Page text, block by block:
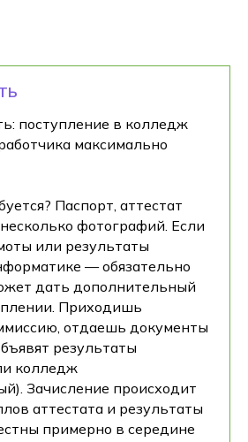
поступление в колледж
максимально
Паспорт, аттестат
фотографий. Если
или результаты
— обязательно
дать дополнительный
Приходишь
отдаешь документы
результаты
колледж
Зачисление происходит
аттестата и результаты
примерно в середине
заявку